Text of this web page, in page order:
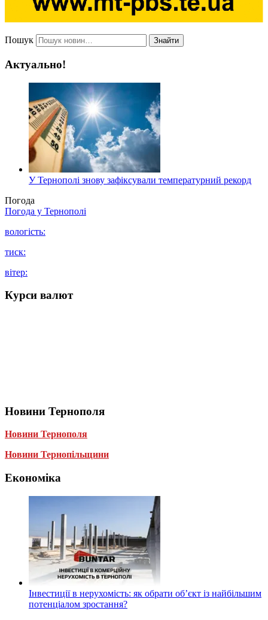
Пошук Знайти
Актуально!
У Тернополі знову зафіксували температурний рекорд
Погода
Погода у Тернополі
вологість:
тиск:
вітер:
Курси валют
Новини Тернополя
Новини Тернополя
Новини Тернопільщини
Економіка
Інвестиції в нерухомість: як обрати об’єкт із найбільшим
потенціалом зростання?